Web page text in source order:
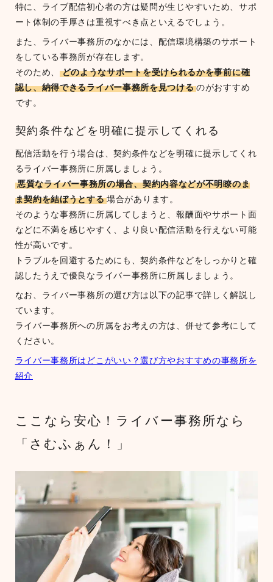
特に、ライブ配信初心者の方は疑問が生じやすいため、サポ
ート体制の手厚さは重視すべき点といえるでしょう。
また、ライバー事務所のなかには、配信環境構築のサポート
をしている事務所が存在します。
そのため、 どのようなサポートを受けられるかを事前に確
認し、納得できるライバー事務所を見つける のがおすすめ
です。
契約条件などを明確に提示してくれる
配信活動を行う場合は、契約条件などを明確に提示してくれ
るライバー事務所に所属しましょう。
悪質なライバー事務所の場合、契約内容などが不明瞭のま
ま契約を結ぼうとする 場合があります。
そのような事務所に所属してしまうと、報酬面やサポート面
などに不満を感じやすく、より良い配信活動を行えない可能
性が高いです。
トラブルを回避するためにも、契約条件などをしっかりと確
認したうえで優良なライバー事務所に所属しましょう。
なお、ライバー事務所の選び方は以下の記事で詳しく解説し
ています。
ライバー事務所への所属をお考えの方は、併せて参考にして
ください。
ライバー事務所はどこがいい？選び方やおすすめの事務所を
紹介
ここなら安心！ライバー事務所なら
「さむふぁん！」